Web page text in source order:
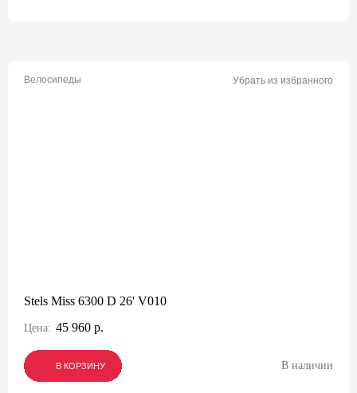
Велосипеды Убрать из избранного
Stels Miss 6300 D 26' V010
Цена: 45 960 р.
В КОРЗИНУ
В КОРЗИНУ
В КОРЗИНУ В наличии